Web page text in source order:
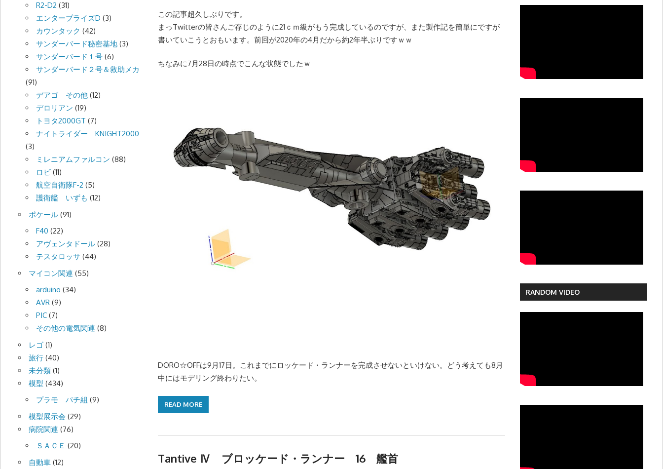
この記事超久しぶりです。
まっTwitterの皆さんご存じのように21ｃｍ級がもう完成しているのですが、また製作記を簡単にですが
書いていこうとおもいます。前回が2020年の4月だから約2年半ぶりですｗｗ
ちなみに7月28日の時点でこんな状態でしたｗ
DORO☆OFFは9月17日。これまでにロッケード・ランナーを完成させないといけない。どう考えても8月
中にはモデリング終わりたい。
READ MORE
Tantive Ⅳ ブロッケード・ランナー 16 艦首
R2-D2 (31)
エンタープライズD (3)
カウンタック (42)
サンダーバード秘密基地(3)
サンダーバード１号(6)
サンダーバード２号＆救助メカ
(91)
デアゴ その他(12)
デロリアン (19)
トヨタ2000GT (7)
ナイトライダー KNIGHT2000
(3)
ミレニアムファルコン (88)
ロビ(11)
航空自衛隊F-2 (5)
護衛艦 いずも (12)
ポケール(91)
F40 (22)
アヴェンタドール(28)
テスタロッサ (44)
マイコン関連 (55)
arduino (34)
AVR(9)
PIC(7)
その他の電気関連 (8)
レゴ(1)
旅行(40)
未分類(1)
模型 (434)
プラモ パチ組 (9)
模型展示会 (29)
病院関連 (76)
ＳＡＣＥ (20)
自動車(12)
RANDOM VIDEO